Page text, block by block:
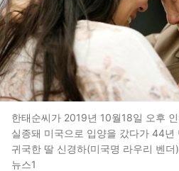
한태순씨가 2019년 10월18일 오후
실종돼 미국으로 입양을 갔다가 44년
귀국한 딸 신경하(미국명 라우리 벤
뉴스1